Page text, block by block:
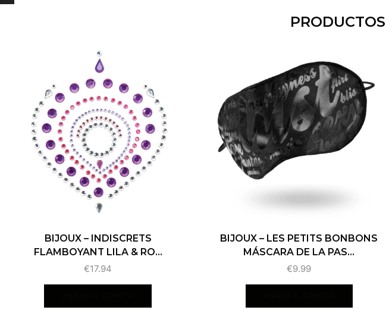
BIJOUX – INDISCRETS
FLAMBOYANT LILA & RO...
€17.94
BIJOUX – LES PETITS BONBONS
MÁSCARA DE LA PAS...
€9.99